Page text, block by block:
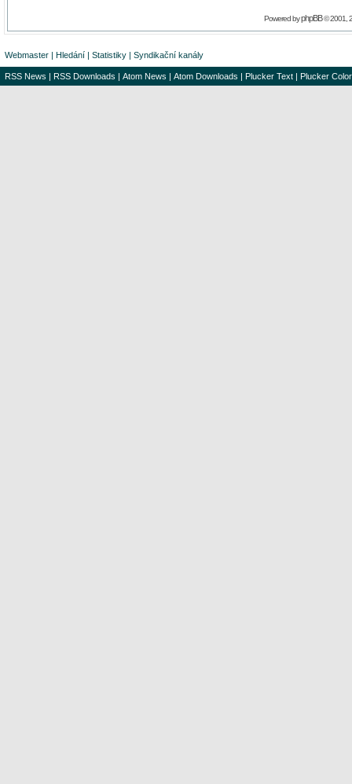
Powered byphpBB© 2001,
Webmaster | Hledání | Statistiky | Syndikační kanály
RSS News | RSS Downloads | Atom News | Atom Downloads | Plucker Text | Plucker Color